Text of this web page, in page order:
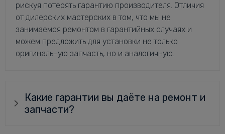
рискуя потерять гарантию производителя. Отличия
от дилерских мастерских в том, что мы не
занимаемся ремонтом в гарантийных случаях и
можем предложить для установки не только
оригинальную запчасть, но и аналогичную.
Какие гарантии вы даёте на ремонт и
запчасти?